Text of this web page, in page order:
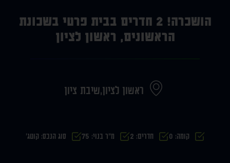
הושכרה! 2 חדרים בבית פרטי בשכונת
הראשונים, ראשון לציון
ראשון לציון,שיבת ציון
קומה: 0 חדרים: 2 מ״ר בנוי: 75 סוג הנכס: קוטג'